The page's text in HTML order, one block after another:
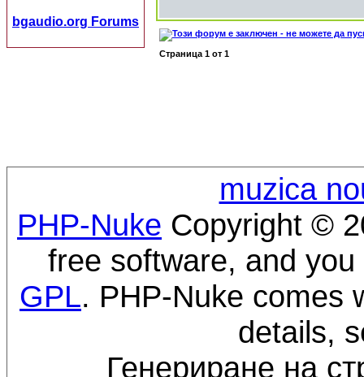
bgaudio.org Forums
Страница 1 от 1
muzica
PHP-Nuke Copyright ©
free software, and
GPL. PHP-Nuke comes
details,
Генериране на